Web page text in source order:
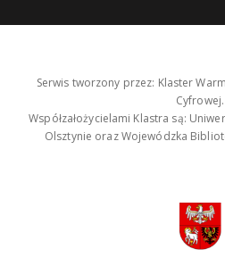
Serwis tworzony przez: Klaster
Cyfrowej.
Współzałożycielami Klastra są:
Olsztynie oraz Wojewódzka